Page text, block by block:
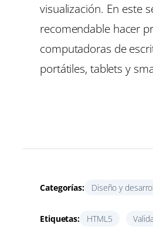
visualización. En este
recomendable hacer
computadoras de
portátiles, tablets y
Categorías: Diseño y
Etiquetas: HTML5